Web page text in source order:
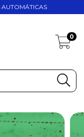
AUTOMÁTICAS
0